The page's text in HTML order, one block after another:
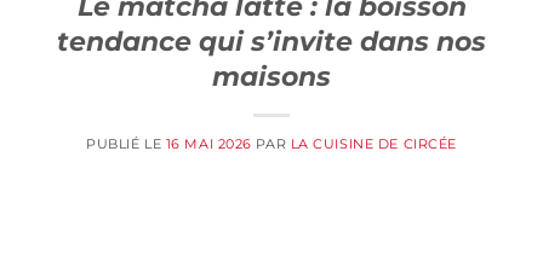
tendance qui s’invite dans nos
maisons
PUBLIÉ LE 16 MAI 2026 PAR LA CUISINE DE CIRCÉE